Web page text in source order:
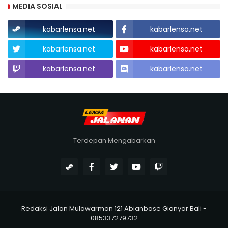
MEDIA SOSIAL
kabarlensa.net
kabarlensa.net
kabarlensa.net
kabarlensa.net
kabarlensa.net
kabarlensa.net
Terdepan Mengabarkan
Redaksi Jalan Mulawarman 121 Abianbase Gianyar Bali -
085337279732